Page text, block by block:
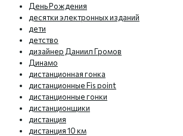
День Рождения
десятки электронных изданий
дети
детство
дизайнер Даниил Громов
Динамо
дистанционная гонка
дистанционные Fis point
дистанционные гонки
дистанционщики
дистанция
дистанция 10 км